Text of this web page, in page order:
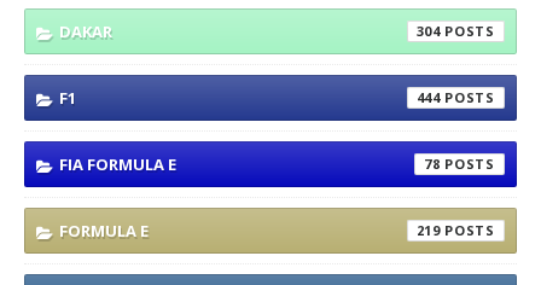
DAKAR 304
F1 444
FIA FORMULA E 78
FORMULA E 219